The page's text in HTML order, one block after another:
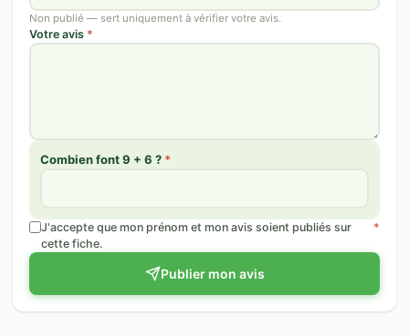
Non publié — sert uniquement à vérifier votre avis.
Votre avis *
Combien font 9 + 6 ? *
J'accepte que mon prénom et mon avis soient publiés sur
cette fiche.
*
Publier mon avis